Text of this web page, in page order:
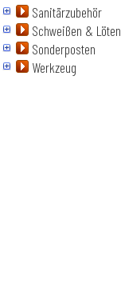
Sanitärzubehör
Schweißen & Löten
Sonderposten
Werkzeug